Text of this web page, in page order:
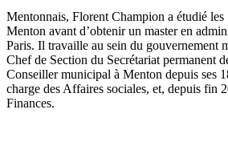
Mentonnais, Florent Champion a étudié les
Menton avant d’obtenir un master en
Paris. Il travaille au sein du gouvernement
Chef de Section du Secrétariat permanent
Conseiller municipal à Menton depuis ses
charge des Affaires sociales, et, depuis fin
Finances.